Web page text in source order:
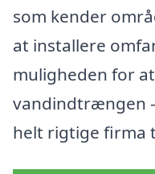
som kender
at installere
muligheden for
vandindtrængen
helt rigtige firma